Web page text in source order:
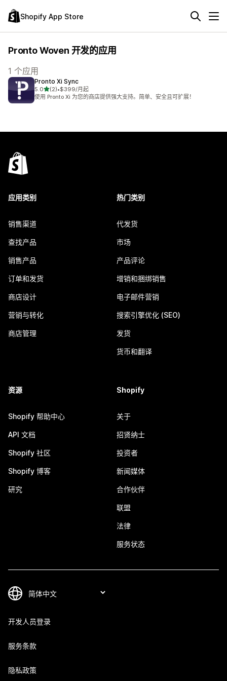
Shopify App Store
Pronto Woven 开发的应用
1 个应用
Pronto Xi Sync
5.0星（满分 5 星）
(2)
总共 2 条评论
•$399/月起
使用 Pronto Xi 为您的商店提供强大支持。简单、安全且可扩展！
应用类别
销售渠道
查找产品
销售产品
订单和发货
商店设计
营销与转化
商店管理
热门类别
代发货
市场
产品评论
增销和捆绑销售
电子邮件营销
搜索引擎优化 (SEO)
发货
货币和翻译
资源
Shopify 帮助中心
API 文档
Shopify 社区
Shopify 博客
研究
Shopify
关于
招贤纳士
投资者
新闻媒体
合作伙伴
联盟
法律
服务状态
开发人员登录
服务条款
隐私政策